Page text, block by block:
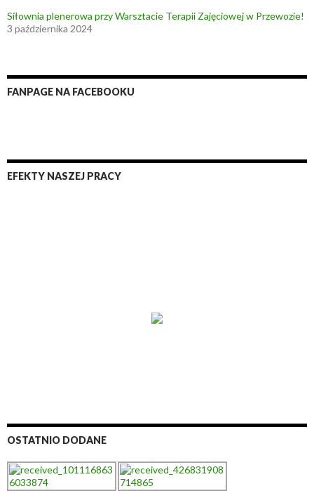
Siłownia plenerowa przy Warsztacie Terapii Zajęciowej w Przewozie!
3 października 2024
FANPAGE NA FACEBOOKU
EFEKTY NASZEJ PRACY
OSTATNIO DODANE